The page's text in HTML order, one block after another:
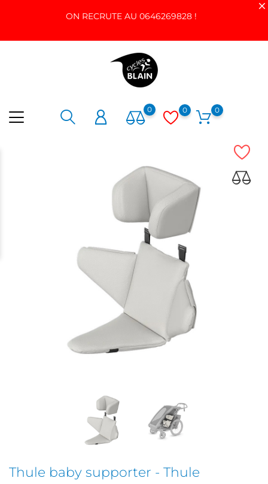
ON RECRUTE AU 0646269828 !
0 0 0
Thule baby supporter - Thule